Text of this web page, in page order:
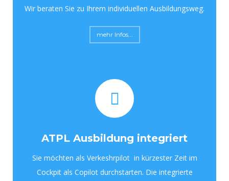
Wir beraten Sie zu Ihrem individuellen Ausbildungsweg.
mehr Infos...
ATPL Ausbildung integriert
Sie möchten als Verkeshrpilot in kürzester Zeit im
Cockpit als Copilot durchstarten. Die integrierte